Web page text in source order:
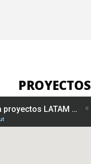
PROYECTOS